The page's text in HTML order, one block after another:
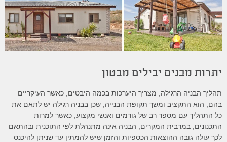
יתרות מבנים יבילים מבטון
תהליך הבניה הרגילה, מצריך היערכות בכמה היבטים, כאשר העיקריים
בהם, הוא התקציב ומשך תקופת הבנייה, שכן בבניה רגילה יש לתאם את
כל התהליך עם מספר רב של גורמים ואנשי מקצוע, כאשר למרות
התכנונים, במרבית המקרים, הבניה אינה מתנהלת לפי התוכנית ובהתאם
לכך עולה גובה ההוצאות הכספיות והזמן שיש להמתין עד שניתן להיכנס